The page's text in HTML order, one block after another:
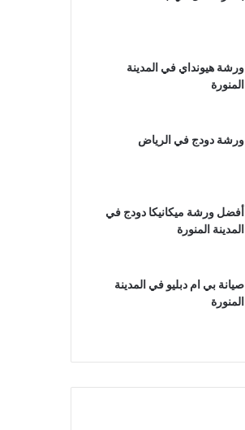
ورشة هيونداي في المدينة
المنورة
ورشة دودج في الرياض
أفضل ورشة ميكانيكا دودج في
المدينة المنورة
صيانة بي ام دبليو في المدينة
المنورة